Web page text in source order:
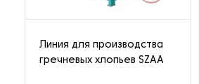
Линия для производства
гречневых хлопьев SZAA